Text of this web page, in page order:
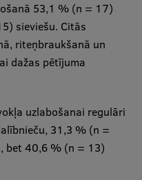
53,1 % (n = 17)
sieviešu. Citās
riteņbraukšanā un
dažas pētījuma
uzlabošanai regulāri
31,3 % (n =
bet 40,6 % (n = 13)